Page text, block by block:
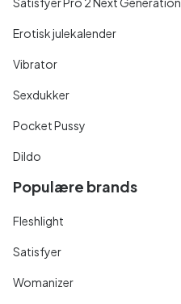
Erotisk julekalender
Vibrator
Sexdukker
Pocket Pussy
Dildo
Populære brands
Fleshlight
Satisfyer
Womanizer